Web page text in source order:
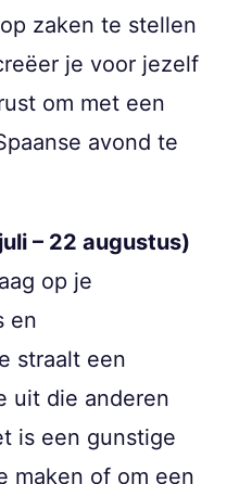
zaken te stellen
je voor jezelf
om met een
avond te
– 22 augustus)
op je
en
straalt een
uit die anderen
is een gunstige
maken of om een